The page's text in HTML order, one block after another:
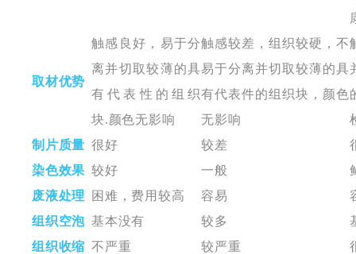
取材优势
触感良好，易于分
离并切取较薄的具
有代表性的组织
块.颜色无影响
触感较差，组织较硬，不
易于分离并切取较薄的具
有代表件的组织块，颜色
无影响
制片质量 很好 较差
染色效果 较好 一般
废液处理
困 难，费用较高 容易
组织空泡 基本没有 较多
组织收缩 不严重 较严重